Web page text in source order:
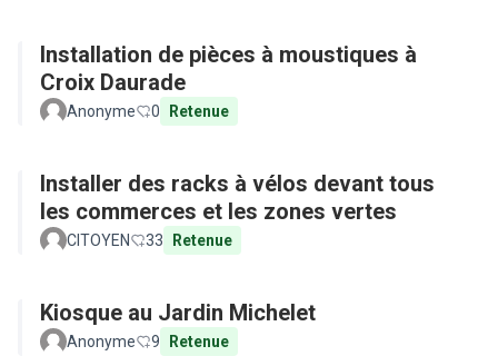
Installation de pièces à moustiques à
Croix Daurade
Anonyme 0 Retenue
Installer des racks à vélos devant tous
les commerces et les zones vertes
CITOYEN 33 Retenue
Kiosque au Jardin Michelet
Anonyme 9 Retenue